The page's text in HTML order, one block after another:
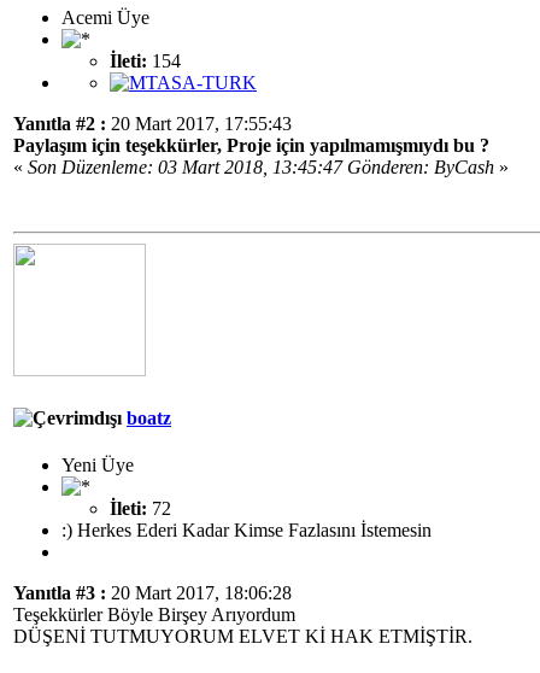
Acemi Üye
İleti: 154
Yanıtla #2 : 20 Mart 2017, 17:55:43
Paylaşım için teşekkürler, Proje için yapılmamışmıydı bu ?
« Son Düzenleme: 03 Mart 2018, 13:45:47 Gönderen: ByCash »
boatz
Yeni Üye
İleti: 72
:) Herkes Ederi Kadar Kimse Fazlasını İstemesin
Yanıtla #3 : 20 Mart 2017, 18:06:28
Teşekkürler Böyle Birşey Arıyordum
DÜŞENİ TUTMUYORUM ELVET Kİ HAK ETMİŞTİR.